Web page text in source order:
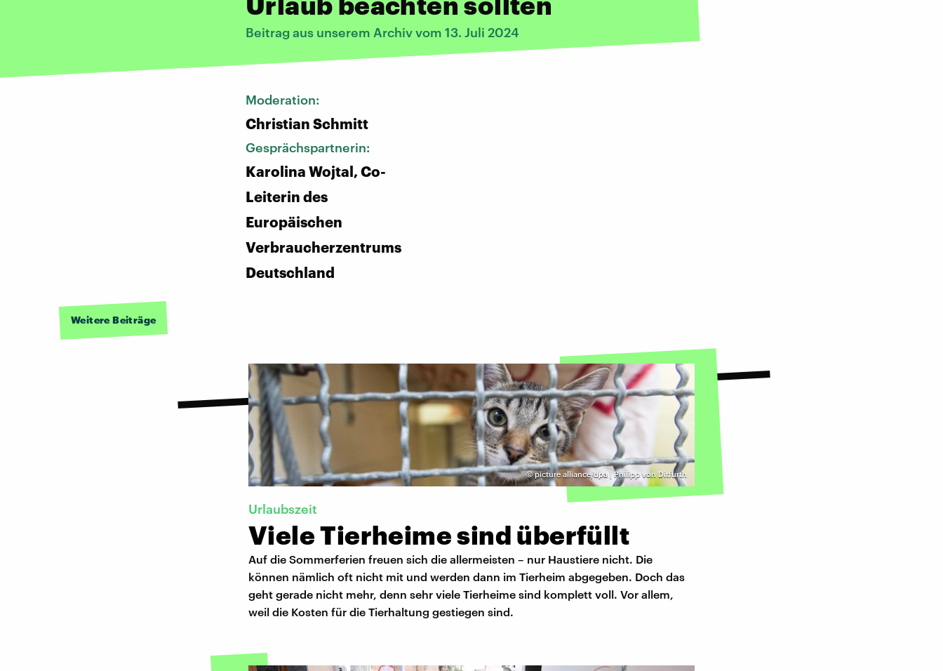
Beitrag aus unserem Archiv vom 13. Juli 2024
Moderation:
Christian Schmitt
Gesprächspartnerin:
Karolina Wojtal, Co-
Leiterin des
Europäischen
Verbraucherzentrums
Deutschland
Weitere Beiträge
©picture alliance/dpa | Philipp von Ditfurth
Urlaubszeit
Viele Tierheime sind überfüllt
Auf die Sommerferien freuen sich die allermeisten – nur Haustiere nicht. Die
können nämlich oft nicht mit und werden dann im Tierheim abgegeben. Doch das
geht gerade nicht mehr, denn sehr viele Tierheime sind komplett voll. Vor allem,
weil die Kosten für die Tierhaltung gestiegen sind.